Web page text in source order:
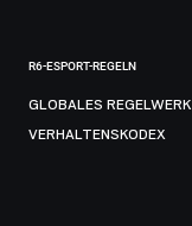
R6-ESPORT-REGELN
GLOBALES REGELWERK
VERHALTENSKODEX